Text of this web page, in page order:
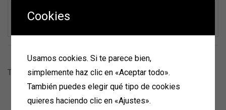
Margen de medición,
hasta
There are no reviews yet.
Cookies
Usamos cookies. Si te parece bien,
simplemente haz clic en «Aceptar todo».
También puedes elegir qué tipo de cookies
quieres haciendo clic en «Ajustes».